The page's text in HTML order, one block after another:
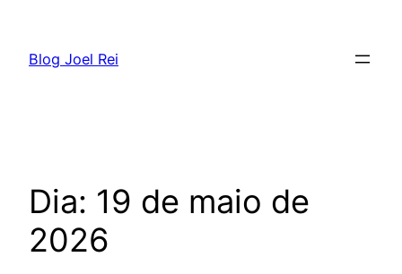
Blog Joel Rei
Dia: 19 de maio de
2026